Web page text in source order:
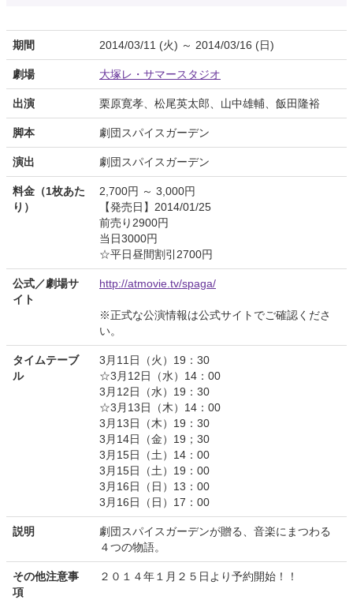
期間 2014/03/11 (火) ～ 2014/03/16 (日)
劇場 大塚レ・サマースタジオ
出演 栗原寛孝、松尾英太郎、山中雄輔、飯田隆裕
脚本 劇団スパイスガーデン
演出 劇団スパイスガーデン
料金（1枚あた
り）
2,700円 ～ 3,000円
【発売日】2014/01/25
前売り2900円
当日3000円
☆平日昼間割引2700円
公式／劇場サ
イト
http://atmovie.tv/spaga/
※正式な公演情報は公式サイトでご確認くださ
い。
タイムテーブ
ル
3月11日（火）19：30
☆3月12日（水）14：00
3月12日（水）19：30
☆3月13日（木）14：00
3月13日（木）19：30
3月14日（金）19；30
3月15日（土）14：00
3月15日（土）19：00
3月16日（日）13：00
3月16日（日）17：00
説明
劇団スパイスガーデンが贈る、音楽にまつわる
４つの物語。
その他注意事
項
２０１４年１月２５日より予約開始！！